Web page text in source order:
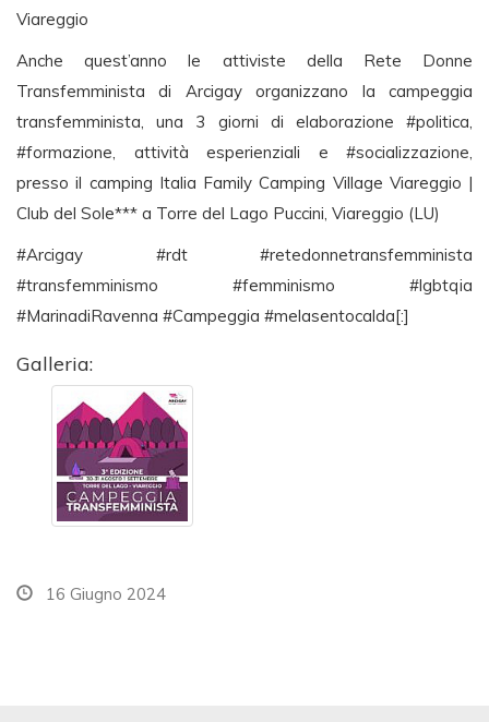
Viareggio
Anche quest’anno le attiviste della Rete Donne
Transfemminista di Arcigay organizzano la campeggia
transfemminista, una 3 giorni di elaborazione #politica,
#formazione, attività esperienziali e #socializzazione,
presso il camping Italia Family Camping Village Viareggio |
Club del Sole*** a Torre del Lago Puccini, Viareggio (LU)
#Arcigay #rdt #retedonnetransfemminista
#transfemminismo #femminismo #lgbtqia
#MarinadiRavenna #Campeggia #melasentocalda[:]
Galleria:
16 Giugno 2024